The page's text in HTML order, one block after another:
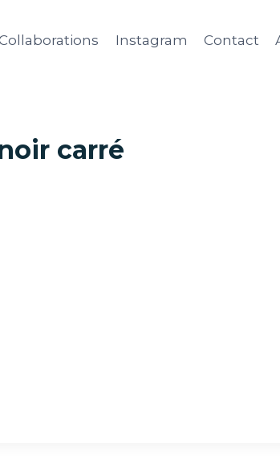
Instagram Contact
carré